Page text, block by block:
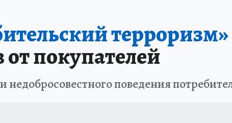
терроризм»
покупателей
поведения